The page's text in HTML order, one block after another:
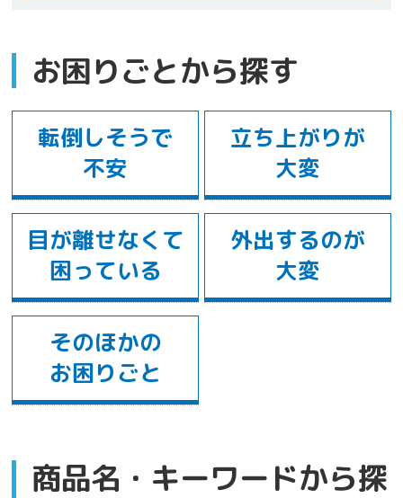
お困りごとから探す
転倒しそうで
不安
立ち上がりが
大変
目が離せなくて
困っている
外出するのが
大変
そのほかの
お困りごと
商品名・キーワードから探